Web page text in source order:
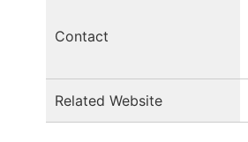
Contact
Related Website